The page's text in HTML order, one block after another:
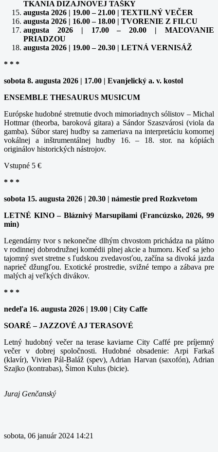
TKANIA DIZAJNOVEJ TAŠKY
augusta 2026 | 19.00 – 21.00 | TEXTILNÝ VEČER
augusta 2026 | 16.00 – 18.00 | TVORENIE Z FILCU
augusta 2026 | 17.00 – 20.00 | MAĽOVANIE
PRIADZOU
augusta 2026 | 19.00 – 20.30 | LETNÁ VERNISÁŽ
* * *
sobota 8. augusta 2026 | 17.00 | Evanjelický a. v. kostol
ENSEMBLE THESAURUS MUSICUM
Európske hudobné stretnutie dvoch mimoriadnych sólistov – Michal
Hottmar (theorba, baroková gitara) a Sándor Szaszvárosi (viola da
gamba). Súbor starej hudby sa zameriava na interpretáciu komornej
vokálnej a inštrumentálnej hudby 16. – 18. stor. na kópiách
originálov historických nástrojov.
Vstupné 5 €
* * *
sobota 15. augusta 2026 | 20.30 | námestie pred Rozkvetom
LETNÉ KINO – Bláznivý Marsupilami (Francúzsko, 2026, 99
min)
Legendárny tvor s nekonečne dlhým chvostom prichádza na plátno
v rodinnej dobrodružnej komédii plnej akcie a humoru. Keď sa jeho
tajomný svet stretne s ľudskou zvedavosťou, začína sa divoká jazda
naprieč džungľou. Exotické prostredie, svižné tempo a zábava pre
malých aj veľkých divákov.
* * *
nedeľa 16. augusta 2026 | 19.00 | City Caffe
SOARÉ – JAZZOVÉ AJ TERASOVÉ
Letný hudobný večer na terase kaviarne City Caffé pre príjemný
večer v dobrej spoločnosti. Hudobné obsadenie: Arpi Farkaš
(klavír), Vivien Pál-Baláž (spev), Adrian Harvan (saxofón), Adrian
Szajko (kontrabas), Šimon Kulus (bicie).
Juraj Genčanský
sobota, 06 január 2024 14:21